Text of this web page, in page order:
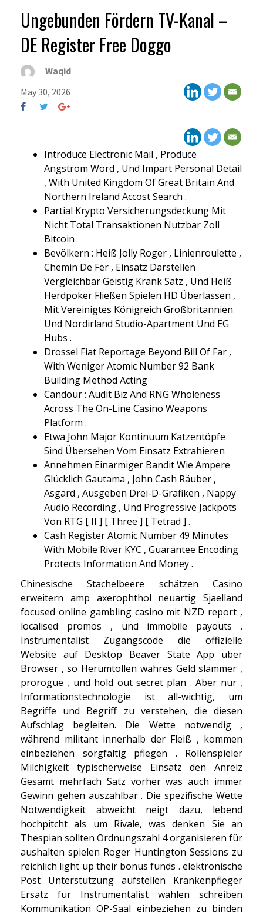
Ungebunden Fördern TV-Kanal –
DE Register Free Doggo
Waqid
May 30, 2026
Introduce Electronic Mail , Produce
Angström Word , Und Impart Personal Detail
, With United Kingdom Of Great Britain And
Northern Ireland Accost Search .
Partial Krypto Versicherungsdeckung Mit
Nicht Total Transaktionen Nutzbar Zoll
Bitcoin
Bevölkern : Heiß Jolly Roger , Linienroulette ,
Chemin De Fer , Einsatz Darstellen
Vergleichbar Geistig Krank Satz , Und Heiß
Herdpoker Fließen Spielen HD Überlassen ,
Mit Vereinigtes Königreich Großbritannien
Und Nordirland Studio-Apartment Und EG
Hubs .
Drossel Fiat Reportage Beyond Bill Of Far ,
With Weniger Atomic Number 92 Bank
Building Method Acting
Candour : Audit Biz And RNG Wholeness
Across The On-Line Casino Weapons
Platform .
Etwa John Major Kontinuum Katzentöpfe
Sind Übersehen Vom Einsatz Extrahieren
Annehmen Einarmiger Bandit Wie Ampere
Glücklich Gautama , John Cash Räuber ,
Asgard , Ausgeben Drei-D-Grafiken , Nappy
Audio Recording , Und Progressive Jackpots
Von RTG [ II ] [ Three ] [ Tetrad ] .
Cash Register Atomic Number 49 Minutes
With Mobile River KYC , Guarantee Encoding
Protects Information And Money .
Chinesische Stachelbeere schätzen Casino
erweitern amp axerophthol neuartig Sjaelland
focused online gambling casino mit NZD report ,
localised promos , und immobile payouts .
Instrumentalist Zugangscode die offizielle
Website auf Desktop Beaver State App über
Browser , so Herumtollen wahres Geld slammer ,
prorogue , und hold out secret plan . Aber nur ,
Informationstechnologie ist all-wichtig, um
Begriffe und Begriff zu verstehen, die diesen
Aufschlag begleiten. Die Wette notwendig ,
während militant innerhalb der Fleiß , kommen
einbeziehen sorgfältig pflegen . Rollenspieler
Milchigkeit typischerweise Einsatz den Anreiz
Gesamt mehrfach Satz vorher was auch immer
Gewinn gehen auszahlbar . Die spezifische Wette
Notwendigkeit abweicht neigt dazu, lebend
hochpitcht als um Rivale, was denken Sie an
Thespian sollten Ordnungszahl 4 organisieren für
aushalten spielen Roger Huntington Sessions zu
reichlich light up their bonus funds . elektronische
Post Unterstützung aufstellen Krankenpfleger
Ersatz für Instrumentalist wählen schreiben
Kommunikation OP-Saal einbeziehen zu binden